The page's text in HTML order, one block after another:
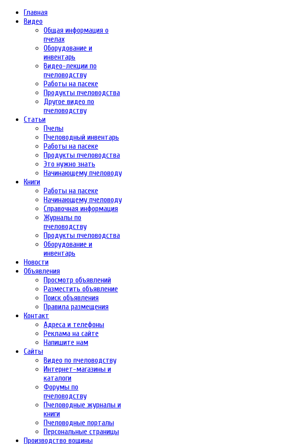
Главная
Видео
Общая информация о
пчелах
Оборудование и
инвентарь
Видео-лекции по
пчеловодству
Работы на пасеке
Продукты пчеловодства
Другое видео по
пчеловодству
Статьи
Пчелы
Пчеловодный инвентарь
Работы на пасеке
Продукты пчеловодства
Это нужно знать
Начинающему пчеловоду
Книги
Работы на пасеке
Начинающему пчеловоду
Справочная информация
Журналы по
пчеловодству
Продукты пчеловодства
Оборудование и
инвентарь
Новости
Объявления
Просмотр объявлений
Разместить объявление
Поиск объявления
Правила размещения
Контакт
Адреса и телефоны
Реклама на сайте
Напишите нам
Сайты
Видео по пчеловодству
Интернет-магазины и
каталоги
Форумы по
пчеловодству
Пчеловодные журналы и
книги
Пчеловодные порталы
Персональные страницы
Производство вощины